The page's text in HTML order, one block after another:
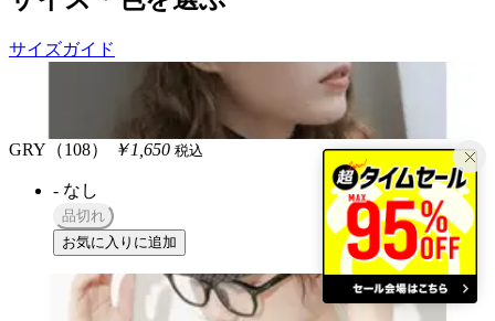
サイズガイド
GRY（108） ￥1,650 税込
- なし
品切れ
お気に入りに追加